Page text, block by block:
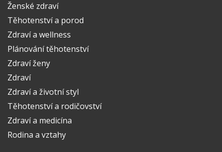
Ženské zdraví
Těhotenství a porod
Zdraví a wellness
Plánování těhotenství
Zdraví ženy
Zdraví
Zdraví a životní styl
Těhotenství a rodičovství
Zdraví a medicína
Rodina a vztahy